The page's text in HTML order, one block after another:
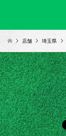
店舗 埼玉県